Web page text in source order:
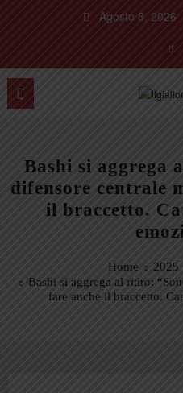
Agosto 8, 2026
Bashi si aggrega
difensore centrale
il braccetto.
Home 2025
Bashi si aggrega al ritiro:
fare anche il braccetto.